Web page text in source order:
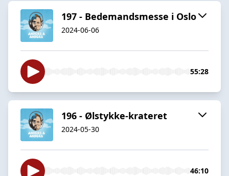
197 - Bedemandsmesse i Oslo
2024-06-06
55:28
196 - Ølstykke-krateret
2024-05-30
46:10